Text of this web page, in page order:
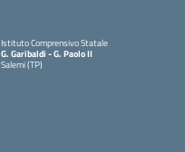
Istituto Comprensivo Statale
G. Garibaldi - G. Paolo II
Salemi (TP)